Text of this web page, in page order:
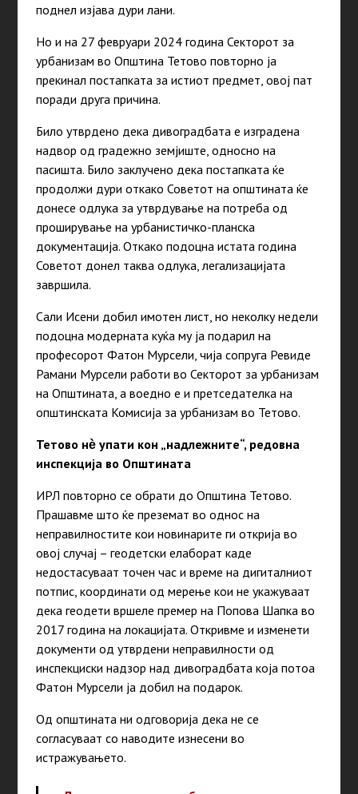
поднел изјава дури лани.
Но и на 27 февруари 2024 година Секторот за
урбанизам во Општина Тетово повторно ја
прекинал постапката за истиот предмет, овој пат
поради друга причина.
Било утврдено дека дивоградбата е изградена
надвор од градежно земјиште, односно на
пасишта. Било заклучено дека постапката ќе
продолжи дури откако Советот на општината ќе
донесе одлука за утврдување на потреба од
проширување на урбанистичко-планска
документација. Откако подоцна истата година
Советот донел таква одлука, легализацијата
завршила.
Сали Исени добил имотен лист, но неколку недели
подоцна модерната куќа му ја подарил на
професорот Фатон Мурсели, чија сопруга Ревиде
Рамани Мурсели работи во Секторот за урбанизам
на Општината, а воедно е и претседателка на
општинската Комисија за урбанизам во Тетово.
Тетово нѐ упати кон „надлежните“, редовна
инспекција во Општината
ИРЛ повторно се обрати до Општина Тетово.
Прашавме што ќе преземат во однос на
неправилностите кои новинарите ги открија во
овој случај – геодетски елаборат каде
недостасуваат точен час и време на дигиталниот
потпис, координати од мерење кои не укажуваат
дека геодети вршеле премер на Попова Шапка во
2017 година на локацијата. Откривме и изменети
документи од утврдени неправилности од
инспекциски надзор над дивоградбата која потоа
Фатон Мурсели ја добил на подарок.
Од општината ни одговорија дека не се
согласуваат со наводите изнесени во
истражувањето.